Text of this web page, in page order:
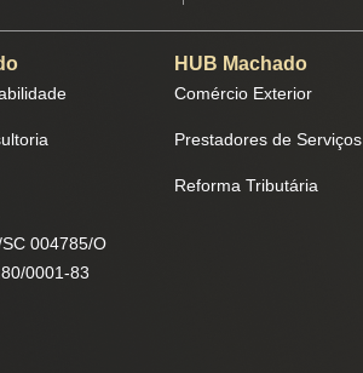
004785/O
0001-83
HUB Machado
Comércio Exterior
Prestadores de Serviços
Reforma Tributária